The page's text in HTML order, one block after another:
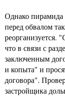
Однако пирамида
перед обвалом
реорганизуется.
что в связи с
заключенным
и копыта" и
договора".
застройщика